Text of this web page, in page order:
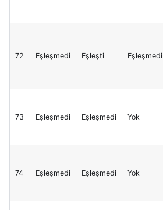
72 Eşleşmedi Eşleşti Eşleşmedi
73 Eşleşmedi Eşleşmedi Yok
74 Eşleşmedi Eşleşmedi Yok